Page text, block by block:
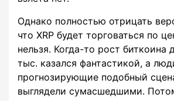
Однако полностью отрицать
что XRP будет торговаться по
нельзя. Когда-то рост биткоина
тыс. казался фантастикой, а
прогнозирующие подобный
выглядели сумасшедшими.